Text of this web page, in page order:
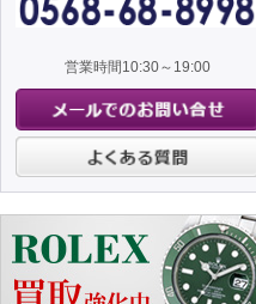
営業時間10:30～19:00